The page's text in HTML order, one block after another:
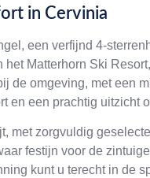
in Cervinia
een verfijnd 4-
Matterhorn Ski
de omgeving, met een
en een prachtig uitzicht
met zorgvuldig
festijn voor de
kunt u terecht in de